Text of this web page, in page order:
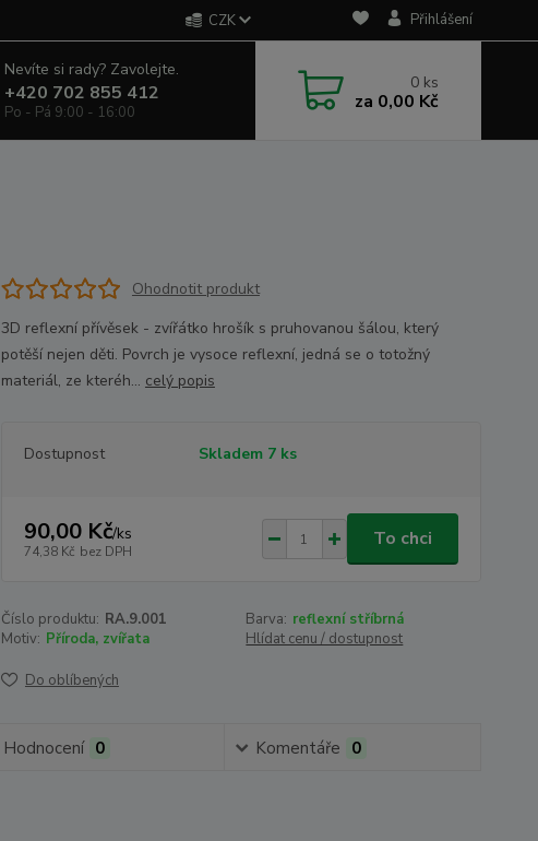
CZK Přihlášení
Nevíte si rady? Zavolejte.
+420 702 855 412
Po - Pá 9:00 - 16:00
0 ks
za 0,00 Kč
Ohodnotit produkt
3D reflexní přívěsek - zvířátko hrošík s pruhovanou šálou, který
potěší nejen děti. Povrch je vysoce reflexní, jedná se o totožný
materiál, ze kteréh... celý popis
Dostupnost Skladem 7 ks
90,00 Kč/ks
74,38 Kč bez DPH
To chci
Číslo produktu: RA.9.001 Barva: reflexní stříbrná
Motiv: Příroda, zvířata Hlídat cenu / dostupnost
Do oblíbených
Hodnocení 0 Komentáře 0